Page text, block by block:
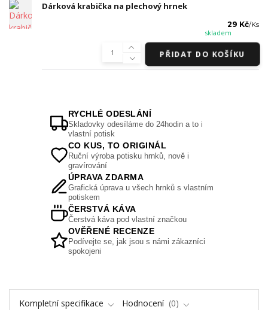
Dárková krabička na plechový hrnek
29 Kč/Ks
skladem
PŘIDAT DO KOŠÍKU
RYCHLÉ ODESLÁNÍ
Skladovky odesíláme do 24hodin a to i
vlastní potisk
CO KUS, TO ORIGINÁL
Ruční výroba potisku hrnků, nově i
gravírování
ÚPRAVA ZDARMA
Grafická úprava u všech hrnků s vlastním
potiskem
ČERSTVÁ KÁVA
Čerstvá káva pod vlastní značkou
OVĚŘENÉ RECENZE
Podívejte se, jak jsou s námi zákazníci
spokojeni
Kompletní specifikace Hodnocení
0